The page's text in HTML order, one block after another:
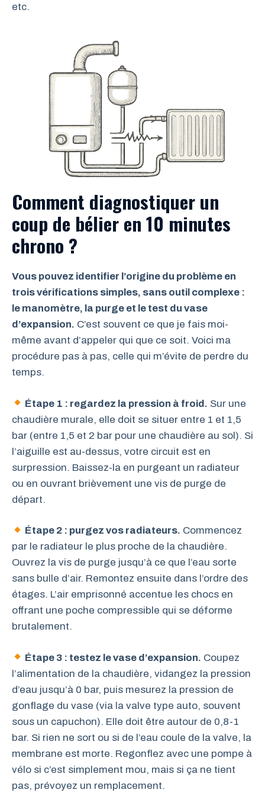
etc.
Comment diagnostiquer un
coup de bélier en 10 minutes
chrono ?
Vous pouvez identifier l’origine du problème en
trois vérifications simples, sans outil complexe :
le manomètre, la purge et le test du vase
d’expansion. C’est souvent ce que je fais moi-
même avant d’appeler qui que ce soit. Voici ma
procédure pas à pas, celle qui m’évite de perdre du
temps.
Étape 1 : regardez la pression à froid. Sur une
chaudière murale, elle doit se situer entre 1 et 1,5
bar (entre 1,5 et 2 bar pour une chaudière au sol). Si
l’aiguille est au-dessus, votre circuit est en
surpression. Baissez-la en purgeant un radiateur
ou en ouvrant brièvement une vis de purge de
départ.
Étape 2 : purgez vos radiateurs. Commencez
par le radiateur le plus proche de la chaudière.
Ouvrez la vis de purge jusqu’à ce que l’eau sorte
sans bulle d’air. Remontez ensuite dans l’ordre des
étages. L’air emprisonné accentue les chocs en
offrant une poche compressible qui se déforme
brutalement.
Étape 3 : testez le vase d’expansion. Coupez
l’alimentation de la chaudière, vidangez la pression
d’eau jusqu’à 0 bar, puis mesurez la pression de
gonflage du vase (via la valve type auto, souvent
sous un capuchon). Elle doit être autour de 0,8-1
bar. Si rien ne sort ou si de l’eau coule de la valve, la
membrane est morte. Regonflez avec une pompe à
vélo si c’est simplement mou, mais si ça ne tient
pas, prévoyez un remplacement.